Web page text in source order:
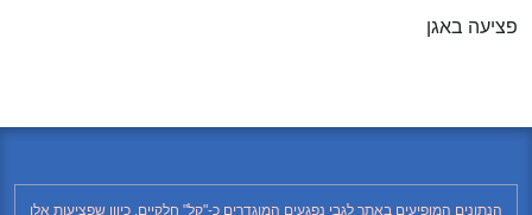
פציעה באגן
הנתונים המופיעים באתר לגבי נפגעים המוגדרים כ-"קל" חלקיים, כיוון שפציעות אלו